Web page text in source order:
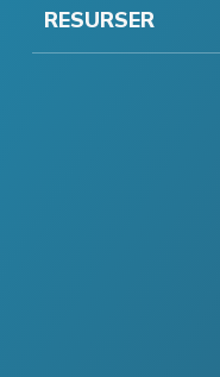
RESURSER